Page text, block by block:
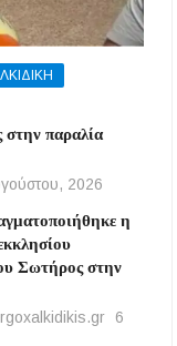
στην παραλία
2026
η
Σωτήρος στην
6